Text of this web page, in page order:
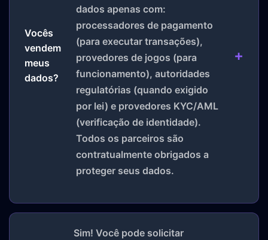
Vocês
vendem
meus
dados?
dados apenas com:
processadores de pagamento
(para executar transações),
provedores de jogos (para
funcionamento), autoridades
regulatórias (quando exigido
por lei) e provedores KYC/AML
(verificação de identidade).
Todos os parceiros são
contratualmente obrigados a
proteger seus dados.
Sim! Você pode solicitar